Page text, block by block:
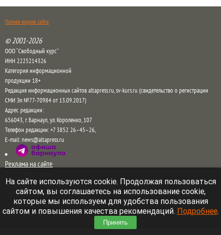
Полная версия сайта
© 2001-2026
ООО “Свободный курс”
ИНН 2225214326
Категория информационной
продукции 18+
Редакция информационных сайтов altapress.ru, sv-kurs.ru (свидетельство о регистрации
СМИ Эл №77-70984 от 13.09.2017)
Адрес редакции:
656043,г. Барнаул,ул. Короленко, 107
Телефон редакции:+7 3852 26–45–26,
E-mail:news@altapress.ru
Реклама на сайте
Прайс на рекламу на сайте и в соцсетях
Обратная связь
Пользовательское соглашение
Правила комментирования
На сайте используются cookie. Продолжая пользоваться
сайтом, вы соглашаетесь на использование cookie,
которые мы используем для удобства пользования
сайтом и повышения качества рекомендаций. Подробнее.
Принять